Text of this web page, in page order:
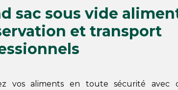
sac sous vide
et transport
vos aliments en toute sécurité avec